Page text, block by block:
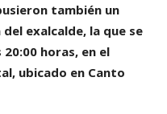
también un
exalcalde, la que se
horas, en el
ubicado en Canto